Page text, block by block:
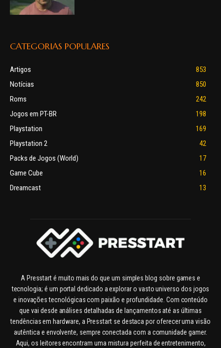
CATEGORIAS POPULARES
Artigos
853
Notícias
850
Roms
242
Jogos em PT-BR
198
Playstation
169
Playstation 2
42
Packs de Jogos (World)
17
Game Cube
16
Dreamcast
13
A Presstart é muito mais do que um simples blog sobre games e
tecnologia; é um portal dedicado a explorar o vasto universo dos jogos
e inovações tecnológicas com paixão e profundidade. Com conteúdo
que vai desde análises detalhadas de lançamentos até as últimas
tendências em hardware, a Presstart se destaca por oferecer uma visão
autêntica e envolvente, sempre conectada com a comunidade gamer.
Aqui, os leitores encontram uma mistura perfeita de entretenimento,